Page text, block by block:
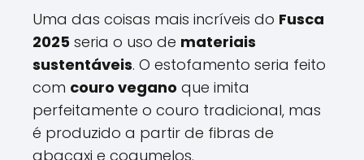
Uma das coisas mais incríveis do Fusca
2025 seria o uso de materiais
sustentáveis. O estofamento seria feito
com couro vegano que imita
perfeitamente o couro tradicional, mas
é produzido a partir de fibras de
abacaxi e cogumelos.